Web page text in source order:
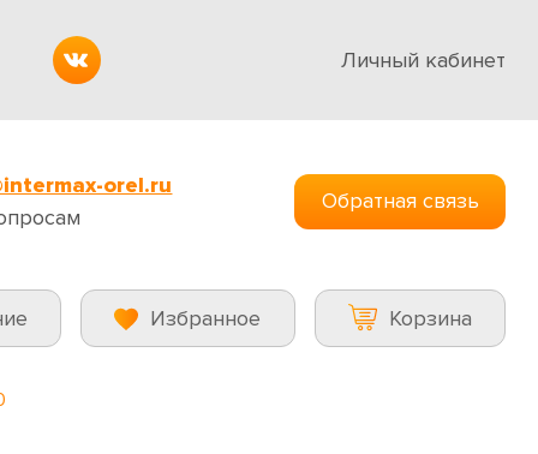
Личный кабинет
orel.ru
Обратная связь
Избранное Корзина